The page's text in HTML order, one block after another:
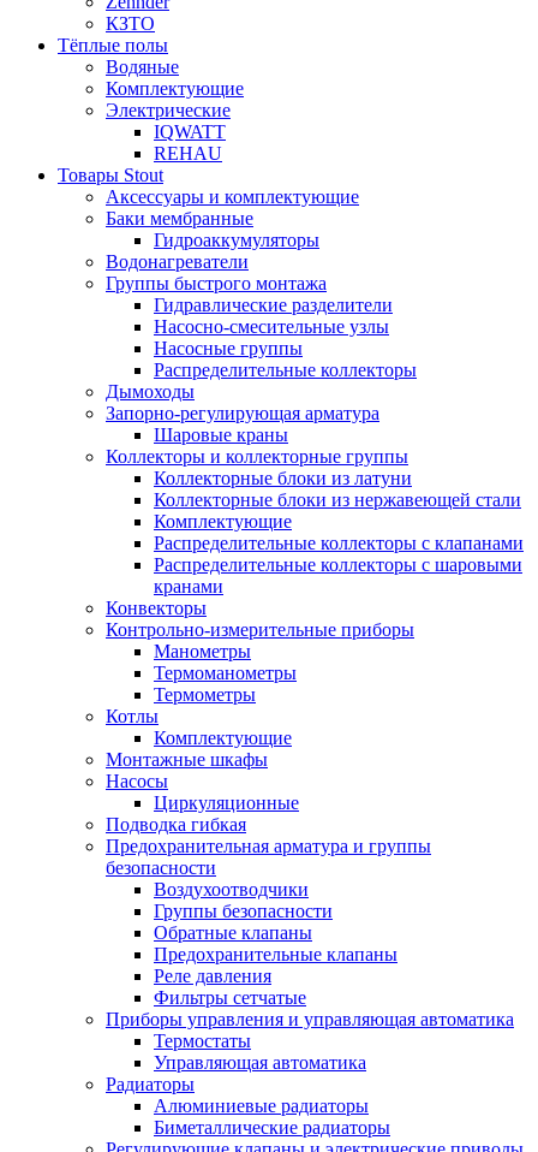
КЗТО
Тёплые полы
Водяные
Комплектующие
Электрические
IQWATT
REHAU
Товары Stout
Аксессуары и комплектующие
Баки мембранные
Гидроаккумуляторы
Водонагреватели
Группы быстрого монтажа
Гидравлические разделители
Насосно-смесительные узлы
Насосные группы
Распределительные коллекторы
Дымоходы
Запорно-регулирующая арматура
Шаровые краны
Коллекторы и коллекторные группы
Коллекторные блоки из латуни
Коллекторные блоки из нержавеющей стали
Комплектующие
Распределительные коллекторы с клапанами
Распределительные коллекторы с шаровыми
кранами
Конвекторы
Контрольно-измерительные приборы
Манометры
Термоманометры
Термометры
Котлы
Комплектующие
Монтажные шкафы
Насосы
Циркуляционные
Подводка гибкая
Предохранительная арматура и группы
безопасности
Воздухоотводчики
Группы безопасности
Обратные клапаны
Предохранительные клапаны
Реле давления
Фильтры сетчатые
Приборы управления и управляющая автоматика
Термостаты
Управляющая автоматика
Радиаторы
Алюминиевые радиаторы
Биметаллические радиаторы